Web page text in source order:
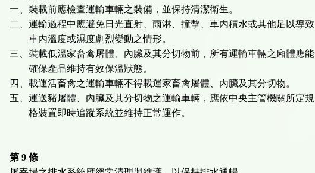
一、裝載前應檢查運輸車輛之裝備，並保持清潔衛生。
二、運輸過程中應避免日光直射、雨淋、撞擊、車內積水或其他足以導致
車內溫度或濕度劇烈變動之情形。
三、裝載低溫家畜禽屠體、內臟及其分切物前，所有運輸車輛之廂體應能
確保產品維持有效保溫狀態。
四、載運活畜禽之運輸車輛不得載運家畜禽屠體、內臟及其分切物。
五、運送豬屠體、內臟及其分切物之運輸車輛，應依中央主管機關所定規
格裝置即時追蹤系統並維持正常運作。
第 9 條